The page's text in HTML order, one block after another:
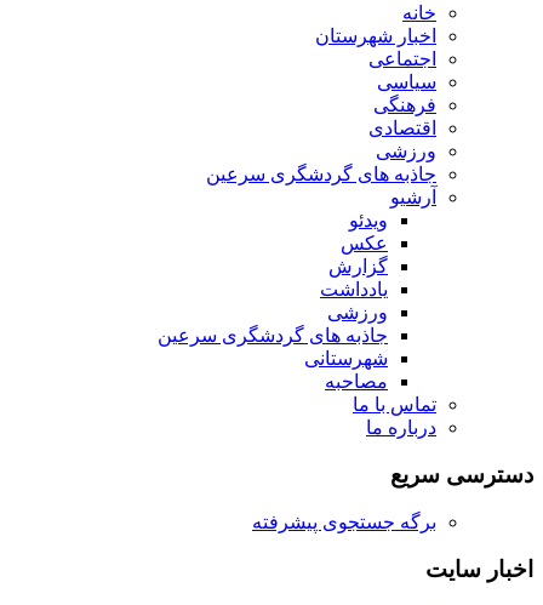
خانه
اخبار شهرستان
اجتماعی
سیاسی
فرهنگی
اقتصادی
ورزشی
جاذبه های گردشگری سرعین
آرشیو
ویدئو
عکس
گزارش
یادداشت
ورزشی
جاذبه های گردشگری سرعین
شهرستانی
مصاحبه
تماس با ما
درباره ما
دسترسی سریع
برگه جستجوی پیشرفته
اخبار سایت